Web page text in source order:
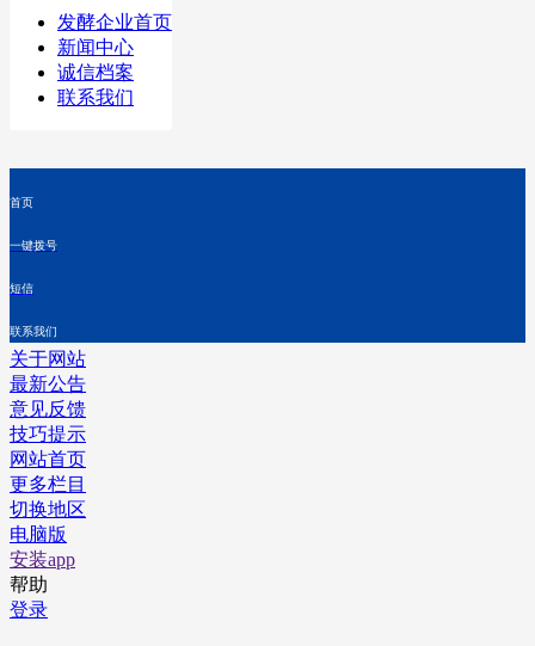
发酵企业首页
新闻中心
诚信档案
联系我们
首页
一键拨号
短信
联系我们
关于网站
最新公告
意见反馈
技巧提示
网站首页
更多栏目
切换地区
电脑版
安装app
帮助
登录